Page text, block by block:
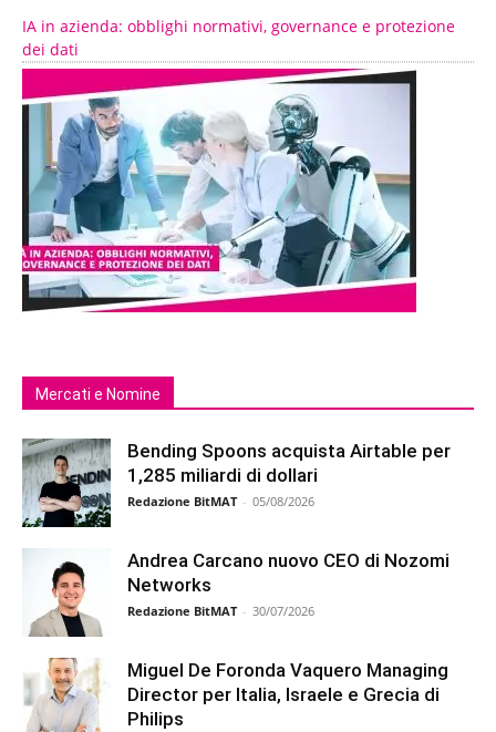
IA in azienda: obblighi normativi, governance e protezione
dei dati
Mercati e Nomine
Bending Spoons acquista Airtable per
1,285 miliardi di dollari
Redazione BitMAT - 05/08/2026
Andrea Carcano nuovo CEO di Nozomi
Networks
Redazione BitMAT - 30/07/2026
Miguel De Foronda Vaquero Managing
Director per Italia, Israele e Grecia di
Philips